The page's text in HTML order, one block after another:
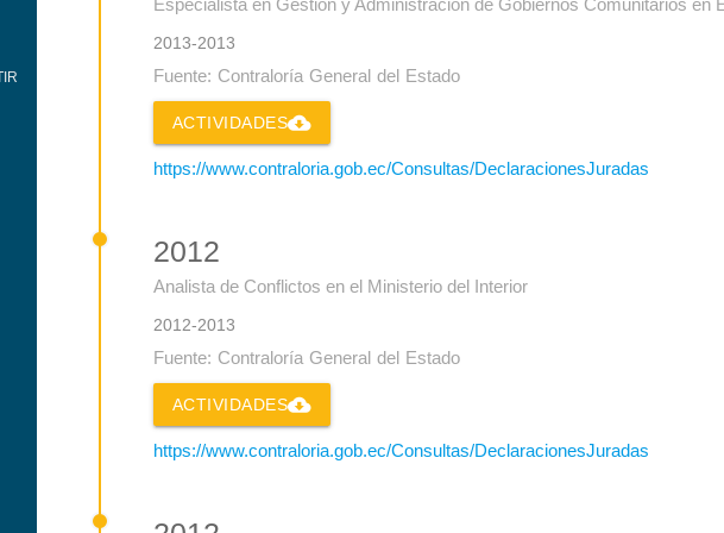
2013-2013
Fuente: Contraloría General del Estado
cloud_download
ACTIVIDADES
https://www.contraloria.gob.ec/Consultas/DeclaracionesJuradas
2012
Analista de Conflictos en el Ministerio del Interior
2012-2013
Fuente: Contraloría General del Estado
cloud_download
ACTIVIDADES
https://www.contraloria.gob.ec/Consultas/DeclaracionesJuradas